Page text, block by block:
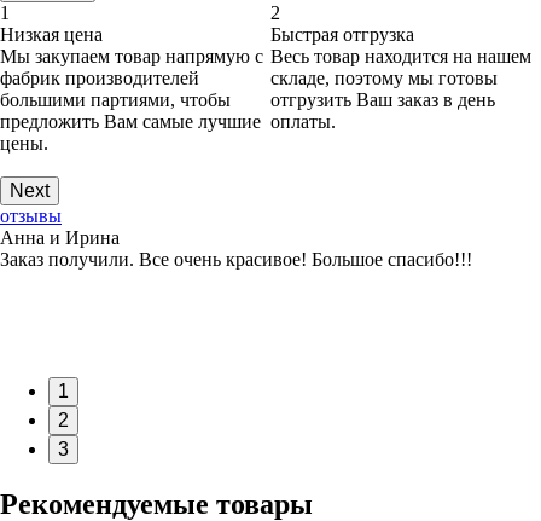
1
Низкая цена
Мы закупаем товар напрямую с
фабрик производителей
большими партиями, чтобы
предложить Вам самые лучшие
цены.
2
Быстрая отгрузка
Весь товар находится на нашем
складе, поэтому мы готовы
отгрузить Ваш заказ в день
оплаты.
Next
отзывы
Анна и Ирина
Заказ получили. Все очень красивое! Большое спасибо!!!
1
2
3
Рекомендуемые товары